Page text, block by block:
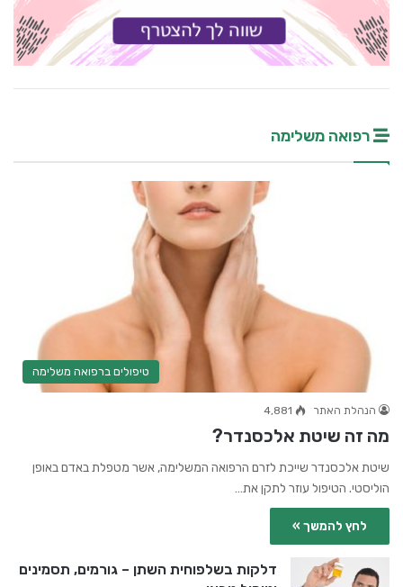
רפואה משלימה
טיפולים ברפואה משלימה
הנהלת האתר 4,881
מה זה שיטת אלכסנדר?
שיטת אלכסנדר שייכת לזרם הרפואה המשלימה, אשר מטפלת באדם באופן
הוליסטי. הטיפול עוזר לתקן את…
לחץ להמשך »
דלקות בשלפוחית השתן – גורמים, תסמינים